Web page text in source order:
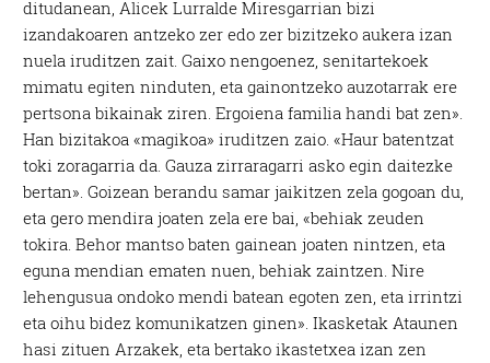
ditudanean, Alicek Lurralde Miresgarrian bizi
izandakoaren antzeko zer edo zer bizitzeko aukera izan
nuela iruditzen zait. Gaixo nengoenez, senitartekoek
mimatu egiten ninduten, eta gainontzeko auzotarrak ere
pertsona bikainak ziren. Ergoiena familia handi bat zen».
Han bizitakoa «magikoa» iruditzen zaio. «Haur batentzat
toki zoragarria da. Gauza zirraragarri asko egin daitezke
bertan». Goizean berandu samar jaikitzen zela gogoan du,
eta gero mendira joaten zela ere bai, «behiak zeuden
tokira. Behor mantso baten gainean joaten nintzen, eta
eguna mendian ematen nuen, behiak zaintzen. Nire
lehengusua ondoko mendi batean egoten zen, eta irrintzi
eta oihu bidez komunikatzen ginen». Ikasketak Ataunen
hasi zituen Arzakek, eta bertako ikastetxea izan zen